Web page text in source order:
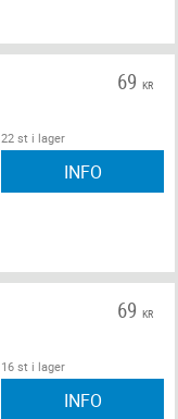
69 KR
22 st i lager
INFO
69 KR
16 st i lager
INFO